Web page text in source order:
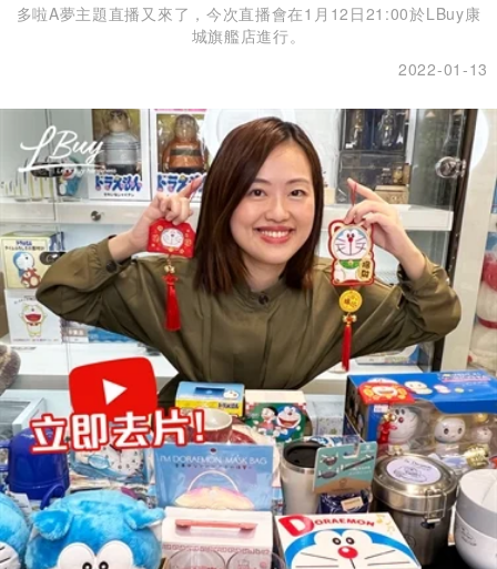
多啦A夢主題直播又來了，今次直播會在1月12日21:00於LBuy康
城旗艦店進行。
2022-01-13